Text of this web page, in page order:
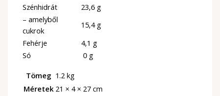
Szénhidrát
23,6 g
– amelyből
cukrok
15,4 g
Fehérje
4,1 g
Só
0 g
Tömeg 1.2 kg
Méretek 21 × 4 × 27 cm